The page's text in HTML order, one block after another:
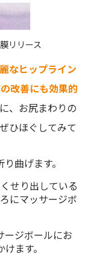
リリース
なヒップライン
改善にも効果的
、お尻まわりの
ひほぐしてみて
曲げます。
せり出している
にマッサージボ
ージボールにお
ます。